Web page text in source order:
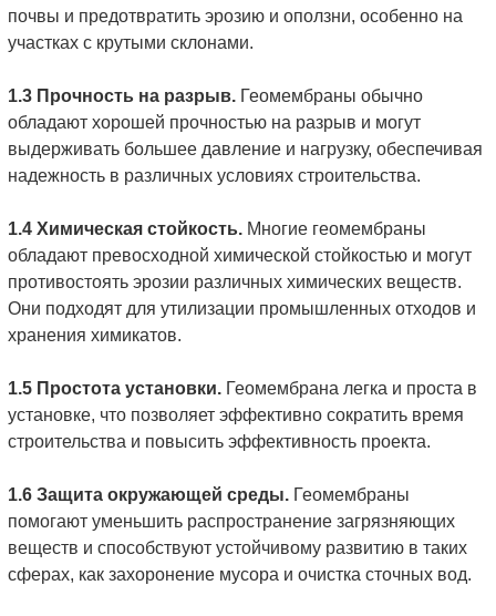
почвы и предотвратить эрозию и оползни, особенно на
участках с крутыми склонами.
1.3 Прочность на разрыв. Геомембраны обычно
обладают хорошей прочностью на разрыв и могут
выдерживать большее давление и нагрузку, обеспечивая
надежность в различных условиях строительства.
1.4 Химическая стойкость. Многие геомембраны
обладают превосходной химической стойкостью и могут
противостоять эрозии различных химических веществ.
Они подходят для утилизации промышленных отходов и
хранения химикатов.
1.5 Простота установки. Геомембрана легка и проста в
установке, что позволяет эффективно сократить время
строительства и повысить эффективность проекта.
1.6 Защита окружающей среды. Геомембраны
помогают уменьшить распространение загрязняющих
веществ и способствуют устойчивому развитию в таких
сферах, как захоронение мусора и очистка сточных вод.